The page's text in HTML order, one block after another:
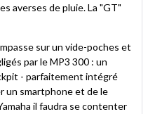
averses de pluie. La "GT"
sur un vide-poches et
par le MP3 300 : un
- parfaitement intégré
un smartphone et de le
il faudra se contenter